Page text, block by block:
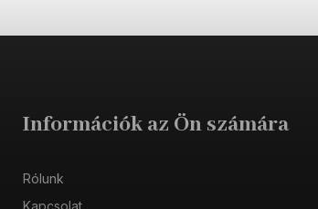
Információk az Ön számára
Rólunk
Kapcsolat